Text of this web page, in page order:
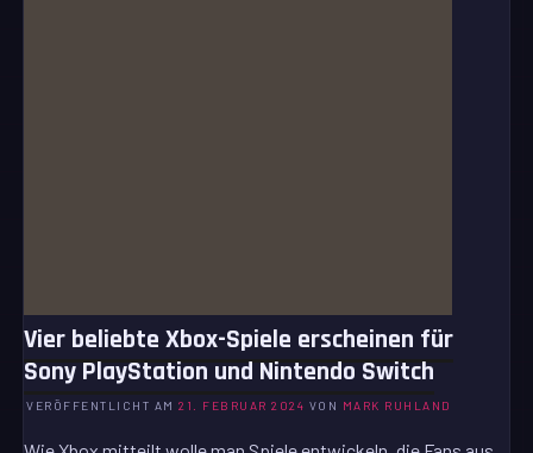
Vier beliebte Xbox-Spiele erscheinen für
Sony PlayStation und Nintendo Switch
VERÖFFENTLICHT AM21. FEBRUAR 2024 VON MARK RUHLAND